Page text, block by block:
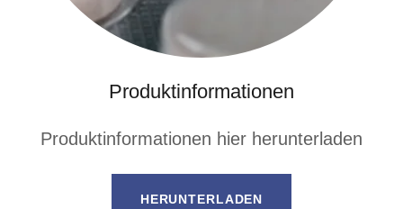
Produktinformationen
Produktinformationen hier herunterladen
HERUNTERLADEN